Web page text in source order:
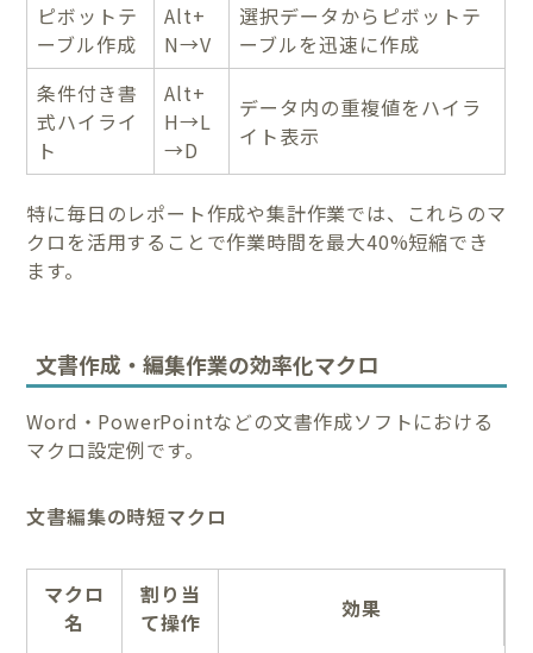
ピボットテ
ーブル作成
Alt+
N→V
選択データからピボットテ
ーブルを迅速に作成
条件付き書
式ハイライ
ト
Alt+
H→L
→D
データ内の重複値をハイラ
イト表示
特に毎日のレポート作成や集計作業では、これらのマ
クロを活用することで作業時間を最大40%短縮でき
ます。
文書作成・編集作業の効率化マクロ
Word・PowerPointなどの文書作成ソフトにおける
マクロ設定例です。
文書編集の時短マクロ
マクロ
名
割り当
て操作
効果